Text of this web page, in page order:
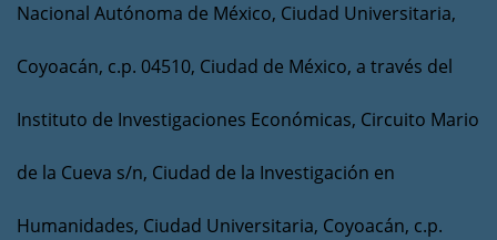
Nacional Autónoma de México, Ciudad Universitaria,
Coyoacán, c.p. 04510, Ciudad de México, a través del
Instituto de Investigaciones Económicas, Circuito Mario
de la Cueva s/n, Ciudad de la Investigación en
Humanidades, Ciudad Universitaria, Coyoacán, c.p.